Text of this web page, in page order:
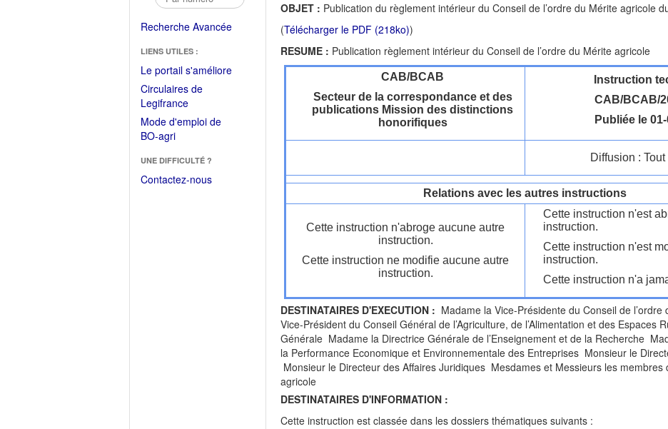
Recherche Avancée
LIENS UTILES :
Le portail s'améliore(Fichier
Circulaires de
Legifrance(Ouvrir
dans
une
fenêtre)
Mode d'emploi de
BO-agri(Ouvrir
une
nouvelle
UNE DIFFICULTÉ ?
Contactez-nous
OBJET : Publication du règlement intérieur du Conseil de l’ordre du Mérite agricole
(Télécharger le PDF (218ko))
RESUME : Publication règlement intérieur du Conseil de l’ordre du Mérite agricole
CAB/BCAB
Secteur de la correspondance et des
publications Mission des distinctions
honorifiques
Instruction
CAB/BCAB/
Publiée le
Diffusion :
Relations avec les autres instructions
Cette instruction n'abroge aucune autre
instruction.
Cette instruction ne modifie aucune autre
instruction.
Cette instruction n'est
instruction.
Cette instruction n'est
instruction.
Cette instruction n'a
DESTINATAIRES D'EXECUTION : Madame la Vice-Présidente du Conseil de
Vice-Président du Conseil Général de l’Agriculture, de l’Alimentation et des Espaces
Générale Madame la Directrice Générale de l’Enseignement et de la Recherche
la Performance Economique et Environnementale des Entreprises Monsieur le
Monsieur le Directeur des Affaires Juridiques Mesdames et Messieurs les membres
agricole
DESTINATAIRES D'INFORMATION :
Cette instruction est classée dans les dossiers thématiques suivants :